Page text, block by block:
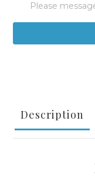
Please
Description